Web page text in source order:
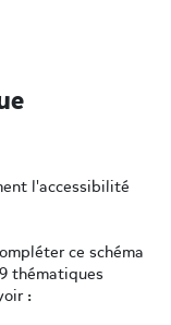
l'accessibilité
ce schéma
thématiques
: